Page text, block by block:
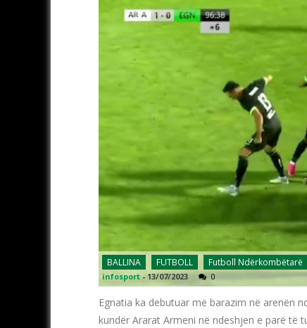
BALLINA FUTBOLL Futboll Ndërkombëtarë
infosport - 13/07/2023 0
Egnatia ka debutuar më barazim në arenën
kundër Ararat Armeni në ndeshjen e parë të